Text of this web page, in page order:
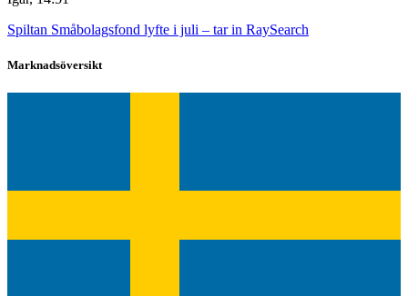
Spiltan Småbolagsfond lyfte i juli – tar in RaySearch
Marknadsöversikt